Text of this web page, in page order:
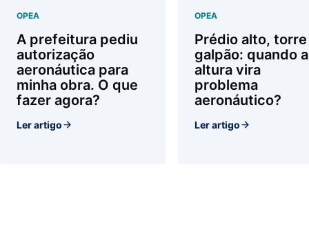
OPEA
A prefeitura pediu
autorização
aeronáutica para
minha obra. O que
fazer agora?
Ler artigo
OPEA
Prédio alto,
galpão: quando a
altura vira
problema
aeronáutico?
Ler artigo